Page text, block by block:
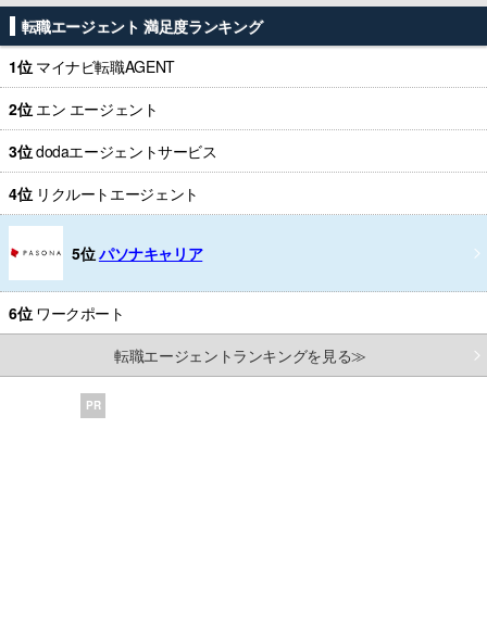
転職エージェント 満足度ランキング
1位 マイナビ転職AGENT
2位 エン エージェント
3位dodaエージェントサービス
4位 リクルートエージェント
5位パソナキャリア
6位 ワークポート
転職エージェントランキングを見る≫
PR